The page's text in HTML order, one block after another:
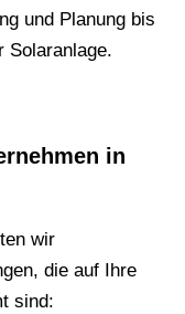
und Planung bis
Solaranlage.
in
wir
die auf Ihre
sind: